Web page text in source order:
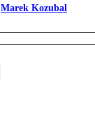
Marek Kozubal